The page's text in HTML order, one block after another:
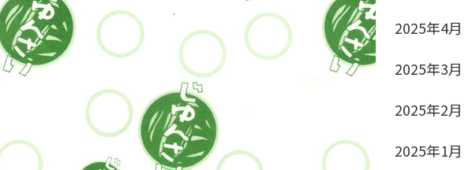
2025年4月
2025年3月
2025年2月
2025年1月